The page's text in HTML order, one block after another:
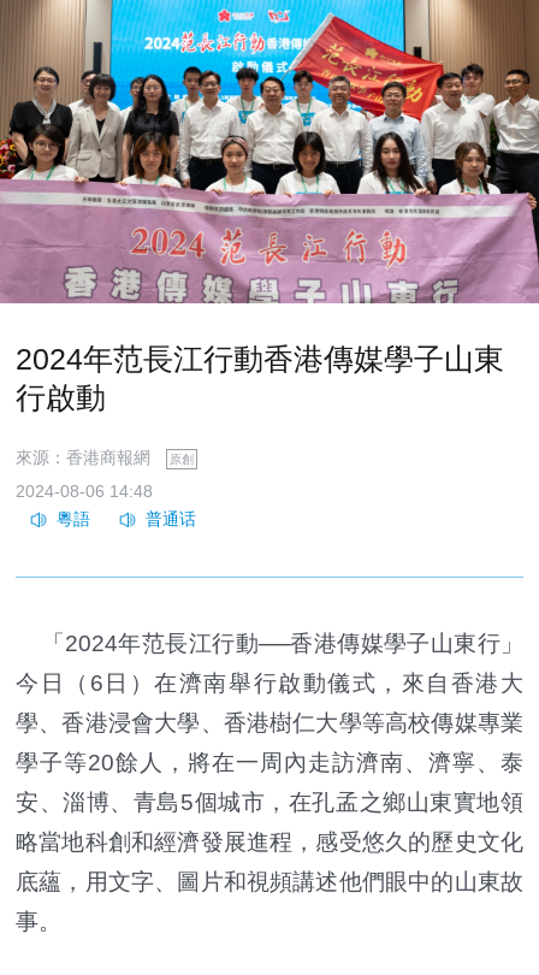
2024年范長江行動香港傳媒學子山東
行啟動
來源：香港商報網 原創
2024-08-06 14:48
「2024年范長江行動──香港傳媒學子山東行」
今日（6日）在濟南舉行啟動儀式，來自香港大
學、香港浸會大學、香港樹仁大學等高校傳媒專業
學子等20餘人，將在一周內走訪濟南、濟寧、泰
安、淄博、青島5個城市，在孔孟之鄉山東實地領
略當地科創和經濟發展進程，感受悠久的歷史文化
底蘊，用文字、圖片和視頻講述他們眼中的山東故
事。